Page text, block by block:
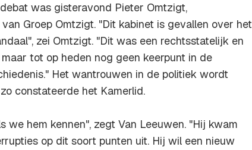
was gisteravond Pieter Omtzigt,
Groep Omtzigt. "Dit kabinet is gevallen over het
zei Omtzigt. "Dit was een rechtsstatelijk en
tot op heden nog geen keerpunt in de
Het wantrouwen in de politiek wordt
constateerde het Kamerlid.
we hem kennen", zegt Van Leeuwen. "Hij kwam
op dit soort punten uit. Hij wil een nieuw